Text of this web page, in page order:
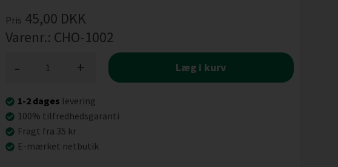
Pris 45,00 DKK
Varenr.: CHO-1002
+
- Læg i kurv
1-2 dages levering
100% tilfredhedsgaranti
Fragt fra 35 kr
E-mærket netbutik